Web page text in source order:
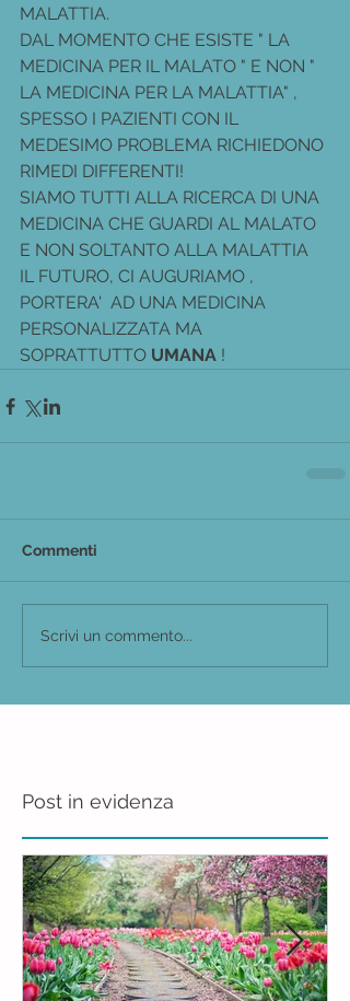
MALATTIA.
DAL MOMENTO CHE ESISTE " LA
MEDICINA PER IL MALATO " E NON "
LA MEDICINA PER LA MALATTIA" ,
SPESSO I PAZIENTI CON IL
MEDESIMO PROBLEMA RICHIEDONO
RIMEDI DIFFERENTI!
SIAMO TUTTI ALLA RICERCA DI UNA
MEDICINA CHE GUARDI AL MALATO
E NON SOLTANTO ALLA MALATTIA
IL FUTURO, CI AUGURIAMO ,
PORTERA'  AD UNA MEDICINA
PERSONALIZZATA MA
SOPRATTUTTO UMANA !
Commenti
Scrivi un commento...
Post in evidenza